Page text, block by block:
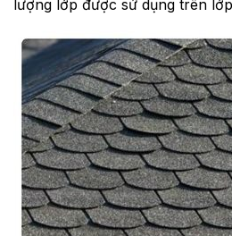
NGÓI THÉP PHỦ ĐÁ
CLASSIC
HERITAGE
MILANO
SHAKE
SENATOR
ANTICA
CF SLATE
CF SHAKE
lượng lớp được sử dụng trên